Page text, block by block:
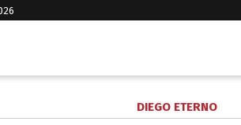
DIEGO ETERNO